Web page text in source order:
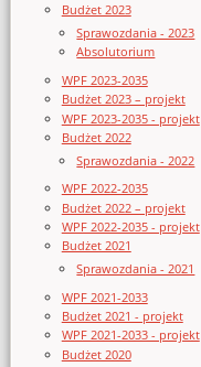
Budżet 2023
Sprawozdania - 2023
Absolutorium
WPF 2023-2035
Budżet 2023 – projekt
WPF 2023-2035 - projekt
Budżet 2022
Sprawozdania - 2022
WPF 2022-2035
Budżet 2022 – projekt
WPF 2022-2035 - projekt
Budżet 2021
Sprawozdania - 2021
WPF 2021-2033
Budżet 2021 - projekt
WPF 2021-2033 - projekt
Budżet 2020